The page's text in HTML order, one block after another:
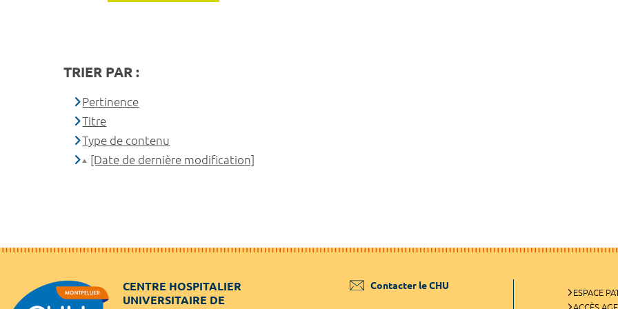
TRIER PAR :
Pertinence
Titre
Type de contenu
[Date de dernière modification]
CENTRE HOSPITALIER
UNIVERSITAIRE DE
Contacter le CHU
ESPACE
ACCÈS